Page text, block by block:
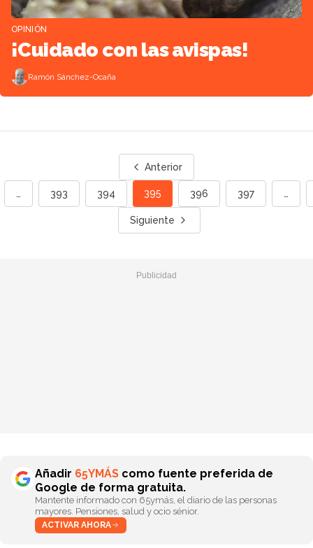
OPINIÓN
¡Cuidado con las avispas!
Ramón Sánchez-Ocaña
Anterior
… 393 394 395 396 397 …
Siguiente
Añadir 65YMÁS como fuente preferida de
Google de forma gratuita.
Mantente informado con 65ymás, el diario de las personas
mayores. Pensiones, salud y ocio sénior.
ACTIVAR AHORA